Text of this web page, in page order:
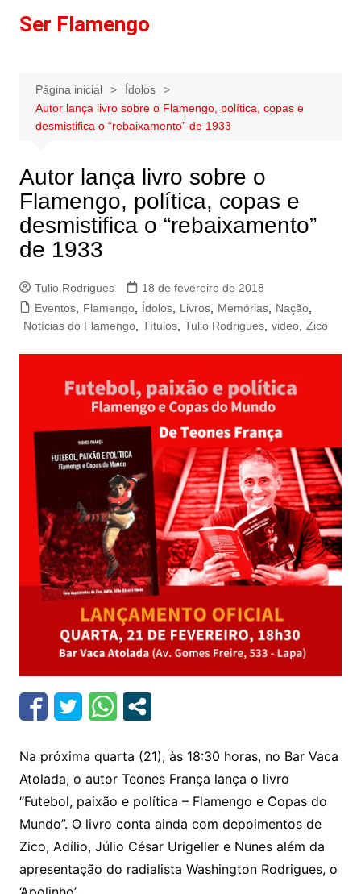
paraSer Flamengo
Página inicial
Ídolos
Autor lança livro sobre o Flamengo, política, copas e
desmistifica o “rebaixamento” de 1933
Autor lança livro sobre o
Flamengo, política, copas e
desmistifica o “rebaixamento”
de 1933
Tulio Rodrigues
18 de fevereiro de 2018
Eventos, Flamengo, Ídolos, Livros, Memórias, Nação,
Notícias do Flamengo, Títulos, Tulio Rodrigues, video, Zico
Na próxima quarta (21), às 18:30 horas, no Bar Vaca
Atolada, o autor Teones França lança o livro
“Futebol, paixão e política – Flamengo e Copas do
Mundo”. O livro conta ainda com depoimentos de
Zico, Adílio, Júlio César Urigeller e Nunes além da
apresentação do radialista Washington Rodrigues, o